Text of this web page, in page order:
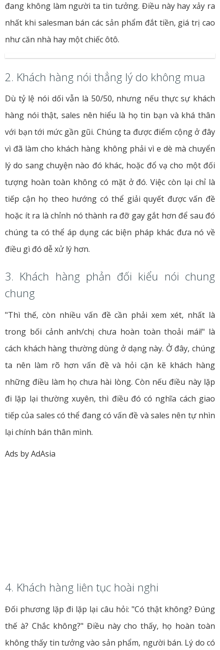
đang không làm người ta tin tưởng. Điều này hay xảy ra
nhất khi salesman bán các sản phẩm đắt tiền, giá trị cao
như căn nhà hay một chiếc ôtô.
2. Khách hàng nói thẳng lý do không mua
Dù tỷ lệ nói dối vẫn là 50/50, nhưng nếu thực sự khách
hàng nói thật, sales nên hiểu là họ tin bạn và khá thân
với bạn tới mức gần gũi. Chúng ta được điểm cộng ở đây
vì đã làm cho khách hàng không phải vì e dè mà chuyển
lý do sang chuyện nào đó khác, hoặc đổ vạ cho một đối
tượng hoàn toàn không có mặt ở đó. Việc còn lại chỉ là
tiếp cận họ theo hướng có thể giải quyết được vấn đề
hoặc ít ra là chỉnh nó thành ra đỡ gay gắt hơn để sau đó
chúng ta có thể áp dụng các biện pháp khác đưa nó về
điều gì đó dễ xử lý hơn.
3. Khách hàng phản đối kiểu nói chung
chung
"Thì thế, còn nhiều vấn đề cần phải xem xét, nhất là
trong bối cảnh anh/chị chưa hoàn toàn thoải mái!" là
cách khách hàng thường dùng ở dạng này. Ở đây, chúng
ta nên làm rõ hơn vấn đề và hỏi cặn kẽ khách hàng
những điều làm họ chưa hài lòng. Còn nếu điều này lặp
đi lặp lại thường xuyên, thì điều đó có nghĩa cách giao
tiếp của sales có thể đang có vấn đề và sales nên tự nhìn
lại chính bán thân mình.
Ads by AdAsia
4. Khách hàng liên tục hoài nghi
Đối phương lặp đi lặp lại câu hỏi: "Có thật không? Đúng
thế à? Chắc không?" Điều này cho thấy, họ hoàn toàn
không thấy tin tưởng vào sản phẩm, người bán. Lý do có